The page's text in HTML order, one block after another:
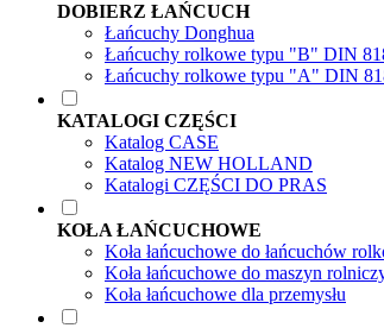
DOBIERZ ŁAŃCUCH
Łańcuchy Donghua
Łańcuchy rolkowe typu "B" DIN
Łańcuchy rolkowe typu "A" DIN
KATALOGI CZĘŚCI
Katalog CASE
Katalog NEW HOLLAND
Katalogi CZĘŚCI DO PRAS
KOŁA ŁAŃCUCHOWE
Koła łańcuchowe do łańcuchów
Koła łańcuchowe do maszyn
Koła łańcuchowe dla przemysłu